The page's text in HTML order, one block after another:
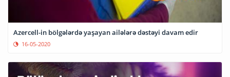
Azercell-in bölgələrdə yaşayan ailələrə dəstəyi davam edir
16-05-2020